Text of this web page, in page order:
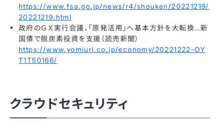
https://www.fsa.go.jp/news/r4/shouken/20221219/
20221219.html
政府のＧＸ実行会議、「原発活用」へ基本方針を大転換…新
国債で脱炭素投資を支援（読売新聞）
https://www.yomiuri.co.jp/economy/20221222-OY
T1T50166/
クラウドセキュリティ